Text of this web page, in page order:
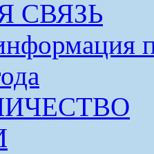
СВЯЗЬ